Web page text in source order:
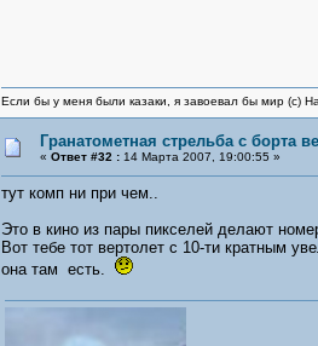
Если бы у меня были казаки, я завоевал бы мир (с)
Гранатометная стрельба с борта
« Ответ #32 :14 Марта 2007, 19:00:55 »
тут комп ни при чем..
Это в кино из пары пикселей делают
Вот тебе тот вертолет с 10-ти кратным
она там есть.